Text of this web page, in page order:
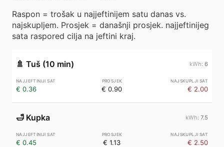
Raspon = trošak u najjeftinijem satu danas vs.
najskupljem. Prosjek = današnji prosjek. najjeftinijeg
sata raspored cilja na jeftini kraj.
🚿 Tuš (10 min) 6
€ 0.36 € 0.90 € 2.00
🛁 Kupka 7.5
€ 0.45 € 1.13 € 2.50